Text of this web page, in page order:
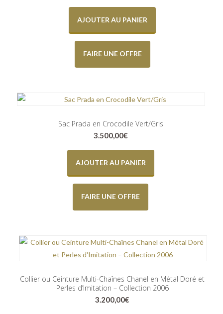
AJOUTER AU PANIER
FAIRE UNE OFFRE
Sac Prada en Crocodile Vert/Gris
3.500,00€
AJOUTER AU PANIER
FAIRE UNE OFFRE
Collier ou Ceinture Multi-Chaînes Chanel en Métal Doré et
Perles d’Imitation – Collection 2006
3.200,00€